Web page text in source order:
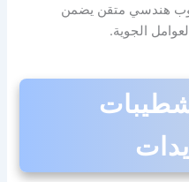
هندسي متقن يضمن
الجوية.